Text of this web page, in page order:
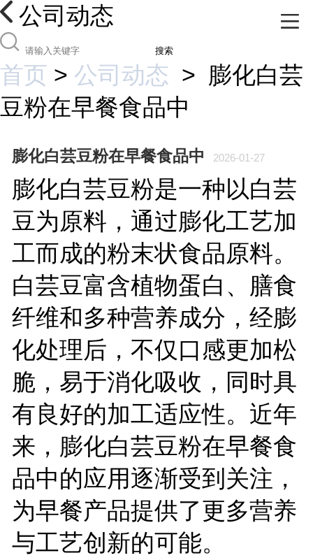
公司动态
搜索
首页 > 公司动态 > 膨化白芸
豆粉在早餐食品中
膨化白芸豆粉在早餐食品中 2026-01-27
膨化白芸豆粉是一种以白芸
豆为原料，通过膨化工艺加
工而成的粉末状食品原料。
白芸豆富含植物蛋白、膳食
纤维和多种营养成分，经膨
化处理后，不仅口感更加松
脆，易于消化吸收，同时具
有良好的加工适应性。近年
来，膨化白芸豆粉在早餐食
品中的应用逐渐受到关注，
为早餐产品提供了更多营养
与工艺创新的可能。